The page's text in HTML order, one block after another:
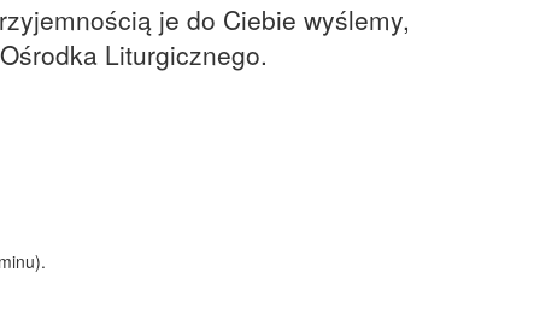
je do Ciebie wyślemy,
Liturgicznego.